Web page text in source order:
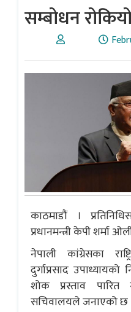
सम्बोधन
काठमाडौं ।
प्रधानमन्त्री केपी शर्मा
नेपाली कांग्रेसका
दुर्गाप्रसाद
शोक प्रस्ताव
सचिवालयले जनाएको छ